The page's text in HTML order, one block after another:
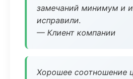
замечаний минимум и
исправили.
— Клиент компании
Хорошее соотношение